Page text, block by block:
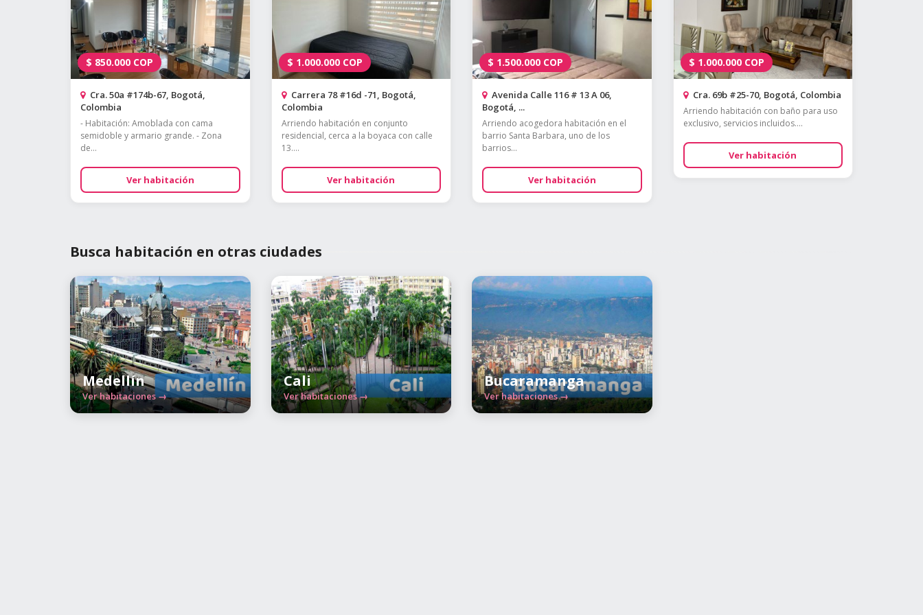
$ 850.000 COP
Cra. 50a #174b-67, Bogotá,
Colombia
- Habitación: Amoblada con cama
semidoble y armario grande. - Zona
de...
Ver habitación
$ 1.000.000 COP
Carrera 78 #16d -71, Bogotá,
Colombia
Arriendo habitación en conjunto
residencial, cerca a la boyaca con calle
13....
Ver habitación
$ 1.500.000 COP
Avenida Calle 116 # 13 A 06,
Bogotá, ...
Arriendo acogedora habitación en el
barrio Santa Barbara, uno de los
barrios...
Ver habitación
$ 1.000.000 COP
Cra. 69b #25-70, Bogotá, Colombia
Arriendo habitación con baño para uso
exclusivo, servicios incluidos....
Ver habitación
Busca habitación en otras ciudades
Medellín
Ver habitaciones →
Cali
Ver habitaciones →
Bucaramanga
Ver habitaciones →